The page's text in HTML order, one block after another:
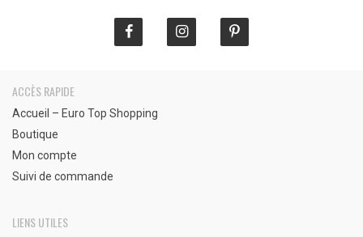
ACCÈS RAPIDE
Accueil – Euro Top Shopping
Boutique
Mon compte
Suivi de commande
LIENS UTILES